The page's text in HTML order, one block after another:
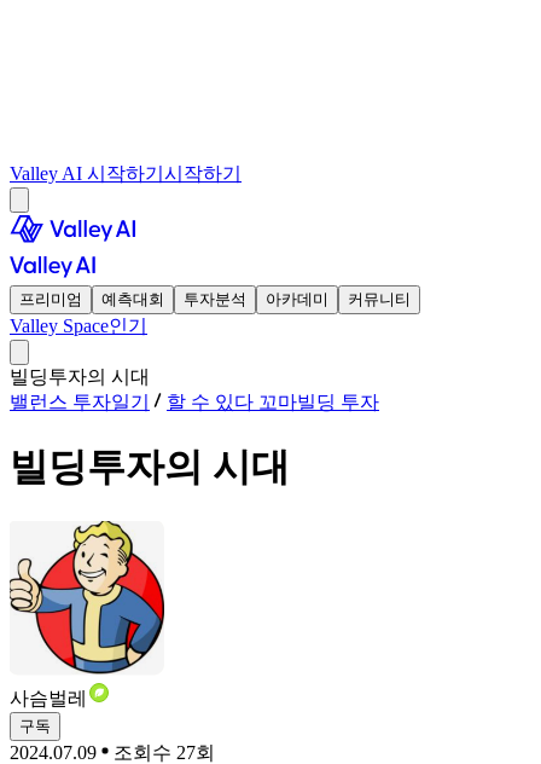
Valley AI 시작하기 시작하기
프리미엄 예측대회 투자분석 아카데미 커뮤니티
Valley Space인기
빌딩투자의 시대
밸런스 투자일기
할 수 있다 꼬마빌딩 투자
빌딩투자의 시대
사슴벌레
구독
2024.07.09 조회수 27회